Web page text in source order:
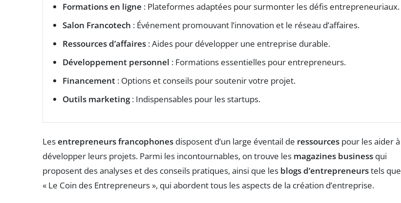
Formations en ligne : Plateformes adaptées pour surmonter les défis entrepreneuriaux.
Salon Francotech : Événement promouvant l’innovation et le réseau d’affaires.
Ressources d’affaires : Aides pour développer une entreprise durable.
Développement personnel : Formations essentielles pour entrepreneurs.
Financement : Options et conseils pour soutenir votre projet.
Outils marketing: Indispensables pour les startups.
Lesentrepreneurs francophones disposent d’un large éventail de ressources pour les aider à
développer leurs projets. Parmi les incontournables, on trouve les magazines business qui
proposent des analyses et des conseils pratiques, ainsi que les blogs d’entrepreneurstels que
« Le Coin des Entrepreneurs », qui abordent tous les aspects de la création d’entreprise.